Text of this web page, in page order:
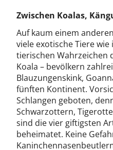
Zwischen Koalas,
Auf kaum einem
viele exotische Tiere
tierischen Wahrzeichen
Koala – bevölkern
Blauzungenskink,
fünften Kontinent.
Schlangen geboten,
Schwarzottern,
sind die vier giftigsten
beheimatet. Keine